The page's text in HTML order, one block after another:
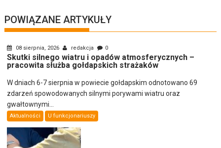
POWIĄZANE ARTYKUŁY
08 sierpnia, 2026 redakcja 0
Skutki silnego wiatru i opadów atmosferycznych –
pracowita służba gołdapskich strażaków
W dniach 6-7 sierpnia w powiecie gołdapskim odnotowano 69
zdarzeń spowodowanych silnymi porywami wiatru oraz
gwałtownymi...
Aktualności U funkcjonariuszy